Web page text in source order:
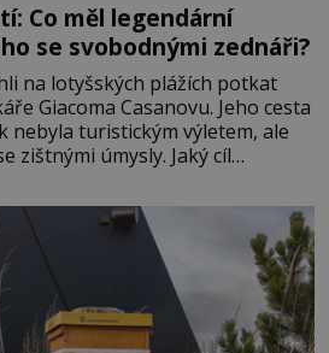
Co měl legendární
se svobodnými zednáři?
na lotyšských plážích potkat
Giacoma Casanovu. Jeho cesta
nebyla turistickým výletem, ale
zištnými úmysly. Jaký cíl
v Pobaltí kontaktoval tamní
této oblasti žádným nováčkem,